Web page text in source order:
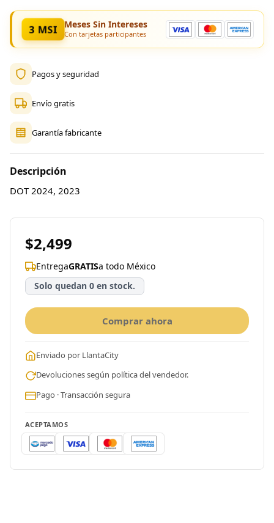
3 MSI Meses Sin Intereses
Con tarjetas participantes
Pagos y seguridad
Envío gratis
Garantía fabricante
Descripción
DOT 2024, 2023
$2,499
EntregaGRATISa todo México
Solo quedan 0 en stock.
Comprar ahora
Enviado por LlantaCity
Devoluciones según política del vendedor.
Pago · Transacción segura
ACEPTAMOS